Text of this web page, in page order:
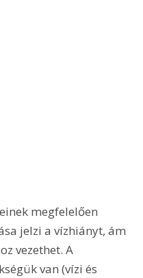
megfelelően
jelzi a vízhiányt, ám
vezethet. A
van (vízi és